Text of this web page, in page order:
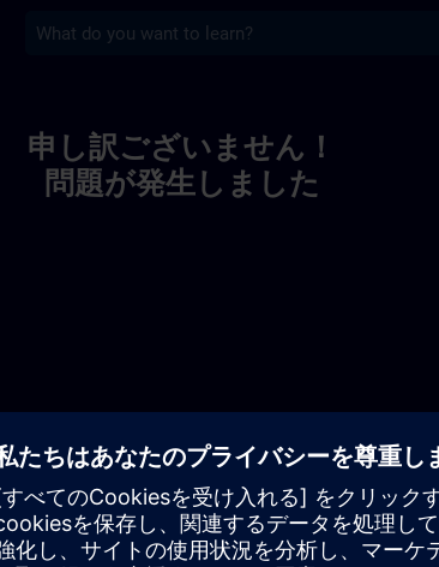
申し訳ございません！
問題が発生しました